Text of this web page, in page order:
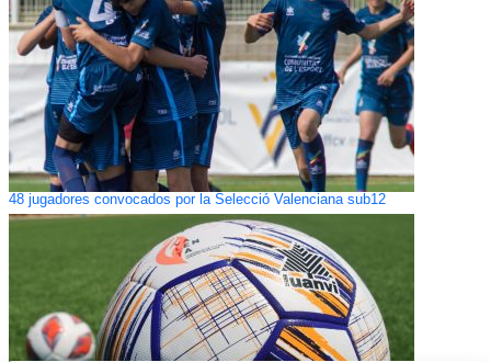
48 jugadores convocados por la Selecció Valenciana sub12